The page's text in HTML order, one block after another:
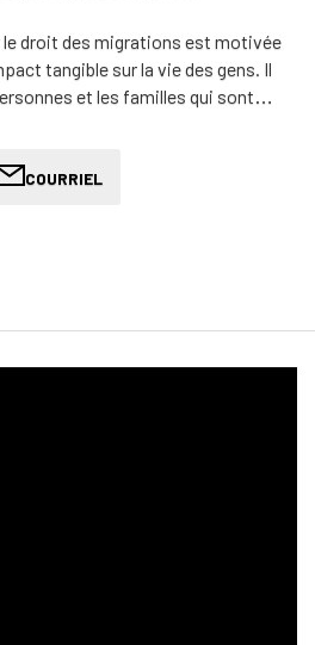
le droit des migrations est motivée
tangible sur la vie des gens. Il
et les familles qui sont
faveur de la justice et son
à son travail juridique. Dans ses
COURRIEL